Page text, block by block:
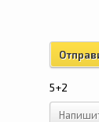
5+2